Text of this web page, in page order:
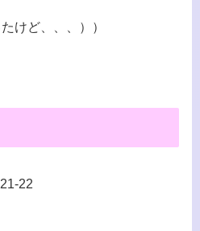
けど、、、））
22